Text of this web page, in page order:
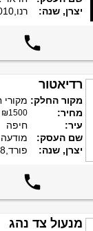
יצרן, שנה:
רנו,2010

רדיאטור
מקור החלק:
מחיר:
₪1500
עיר:
חיפה
שם העסק:
יצרן, שנה:
פורד,2008

מנעול צד נהג